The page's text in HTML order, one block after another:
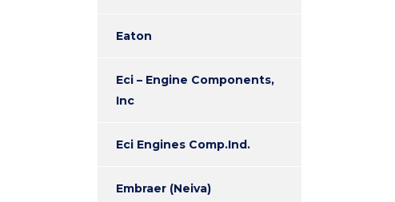
Eaton
Eci – Engine Components,
Inc
Eci Engines Comp.Ind.
Embraer (Neiva)